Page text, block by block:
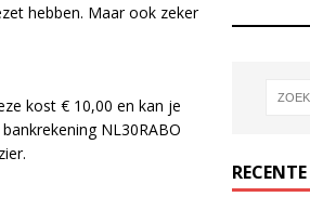
hebben. Maar ook zeker
kost € 10,00 en kan je
NL30RABO